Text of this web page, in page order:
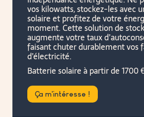
vos kilowatts, stockez-les avec
solaire et profitez de votre
moment. Cette solution de
augmente votre taux
faisant chuter durablement vos
d’électricité.
Batterie solaire à partir de 1700
Ça m'intéresse !